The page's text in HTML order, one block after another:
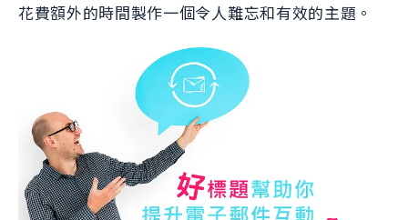
花費額外的時間製作一個令人難忘和有效的主題。